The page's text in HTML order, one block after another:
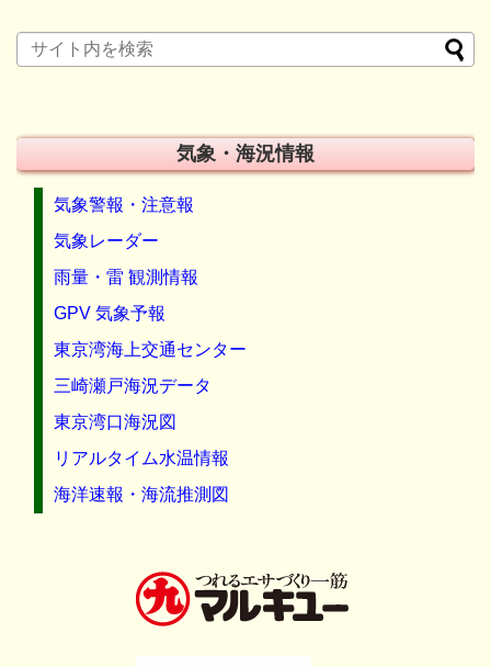
気象・海況情報
気象警報・注意報
気象レーダー
雨量・雷 観測情報
GPV 気象予報
東京湾海上交通センター
三崎瀬戸海況データ
東京湾口海況図
リアルタイム水温情報
海洋速報・海流推測図